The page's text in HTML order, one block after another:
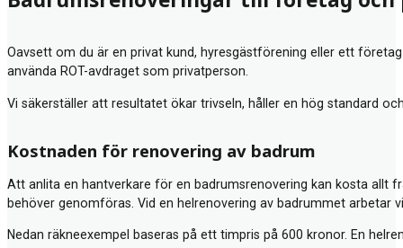
Oavsett om du är en privat kund, hyresgästförening eller ett
använda ROT-avdraget som privatperson.
Vi säkerställer att resultatet ökar trivseln, håller en hög standard
Kostnaden för renovering av badrum
Att anlita en hantverkare för en badrumsrenovering kan kosta allt
behöver genomföras. Vid en helrenovering av badrummet arbetar
Nedan räkneexempel baseras på ett timpris på 600 kronor. En